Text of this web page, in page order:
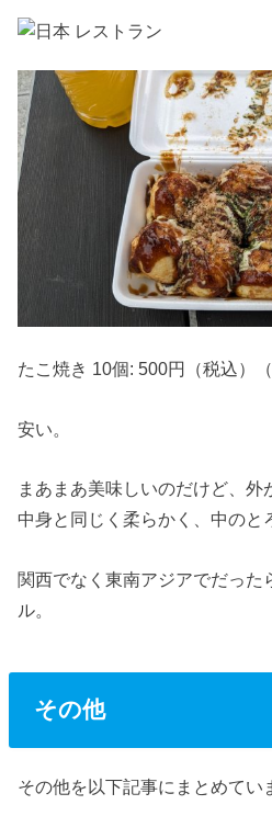
たこ焼き 10個: 500円（税込）
安い。
まあまあ美味しいのだけど、外
中身と同じく柔らかく、中のと
関西でなく東南アジアでだった
ル。
その他
その他を以下記事にまとめてい